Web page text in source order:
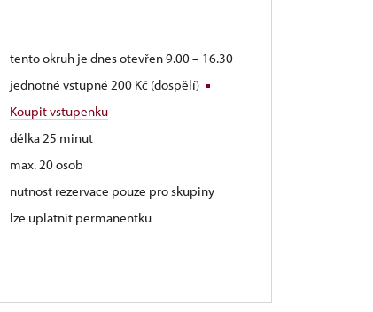
tento okruh je dnes otevřen 9.00 – 16.30
jednotné vstupné 200 Kč (dospělí)
Koupit vstupenku
délka 25 minut
max. 20 osob
nutnost rezervace pouze pro skupiny
lze uplatnit permanentku